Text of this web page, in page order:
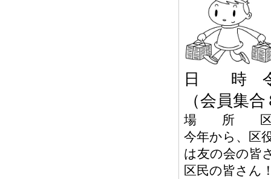
日 時 令
（会員集
場 所 区
今年から、区
は友の会の皆
区民の皆さん